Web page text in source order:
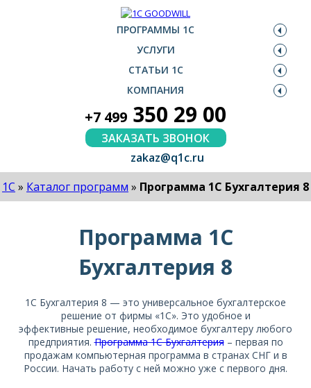
ПРОГРАММЫ 1С
УСЛУГИ
СТАТЬИ 1С
КОМПАНИЯ
+7 499 350 29 00
ЗАКАЗАТЬ ЗВОНОК
zakaz@q1c.ru
1С » Каталог программ » Программа 1С Бухгалтерия 8
Программа 1С
Бухгалтерия 8
1С Бухгалтерия 8 — это универсальное бухгалтерское
решение от фирмы «1С». Это удобное и
эффективные решение, необходимое бухгалтеру любого
предприятия.Программа 1С Бухгалтерия– первая по
продажам компьютерная программа в странах СНГ и в
России. Начать работу с ней можно уже с первого дня.